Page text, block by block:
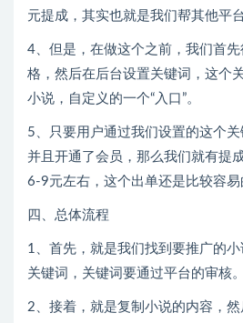
元提成，其实也就是我们帮其他平
4、但是，在做这个之前，我们首
格，然后在后台设置关键词，这个
小说，自定义的一个“入口”。
5、只要用户通过我们设置的这个关
并且开通了会员，那么我们就有提
6-9元左右，这个出单还是比较容易
四、总体流程
1、首先，就是我们找到要推广的
关键词，关键词要通过平台的审核。
2、接着，就是复制小说的内容，然